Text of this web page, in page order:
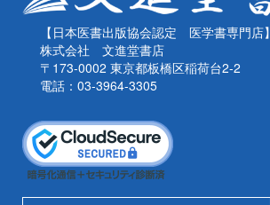
【日本医書出版協会認定 医学書専門店】
株式会社 文進堂書店
〒173-0002 東京都板橋区稲荷台2-2
電話：03-3964-3305